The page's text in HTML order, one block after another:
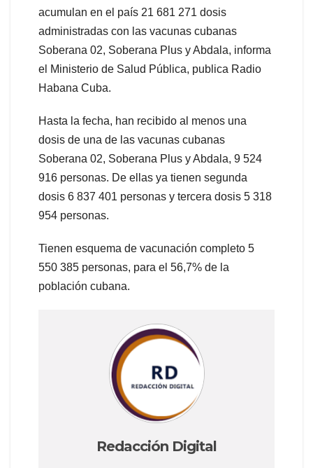
acumulan en el país 21 681 271 dosis
administradas con las vacunas cubanas
Soberana 02, Soberana Plus y Abdala, informa
el Ministerio de Salud Pública, publica Radio
Habana Cuba.
Hasta la fecha, han recibido al menos una
dosis de una de las vacunas cubanas
Soberana 02, Soberana Plus y Abdala, 9 524
916 personas. De ellas ya tienen segunda
dosis 6 837 401 personas y tercera dosis 5 318
954 personas.
Tienen esquema de vacunación completo 5
550 385 personas, para el 56,7% de la
población cubana.
Redacción Digital